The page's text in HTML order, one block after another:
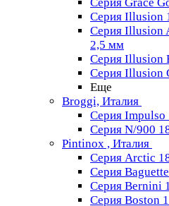
Серия Illusion
Серия Illusion
2,5 мм
Серия Illusion
Серия Illusion
Еще
Broggi, Италия
Серия
Серия N/900
Pintinox , Италия
Серия Arctic
Серия
Серия Bernini
Серия Boston